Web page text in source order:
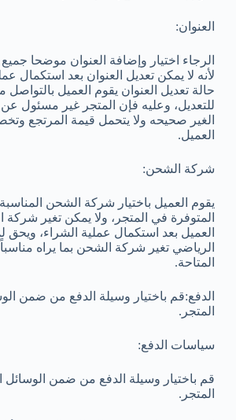
العنوان:
الرجاء اختيار وإضافة العنوان موضحا
لأنه لا يمكن تعديل العنوان بعد استكمال
حالة تعديل العنوان يقوم العميل
للتعديل، وعليه فإن المتجر غير مسئول عن
الغير صحيحه ولا يتحمل قيمة المرتجع
العميل.
شركة الشحن:
يقوم العميل باختيار شركة الشحن
المتوفرة في المتجر، ولا يمكن تغير
العميل بعد استكمال عملية الشراء، ويحق
الرياضي تغير شركة الشحن بما يراه
المتاحة.
الدفع:قم باختيار وسيلة الدفع من ضمن
المتجر.
سياسات الدفع:
قم باختيار وسيلة الدفع من ضمن الوسائل
المتجر.